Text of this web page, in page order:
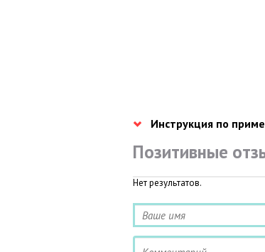
Инструкция по
Позитивные
Нет результатов.